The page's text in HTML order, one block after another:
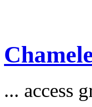
... access